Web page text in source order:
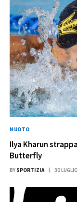
NUOTO
Ilya Kharun
Butterfly
BY SPORTIZIA 30